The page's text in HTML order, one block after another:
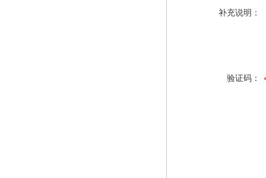
补充说明：
验证码：